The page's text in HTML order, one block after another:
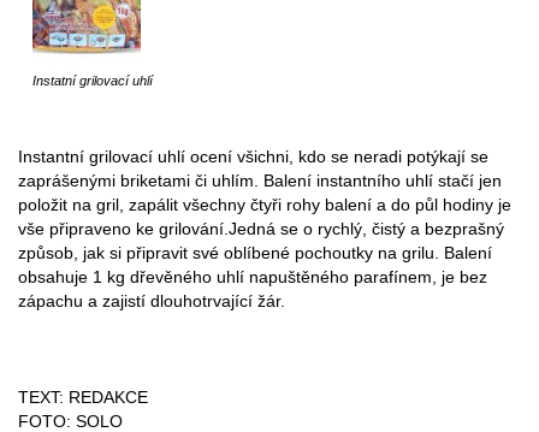
Instatní grilovací uhlí
Instantní grilovací uhlí ocení všichni, kdo se neradi potýkají se
zaprášenými briketami či uhlím. Balení instantního uhlí stačí jen
položit na gril, zapálit všechny čtyři rohy balení a do půl hodiny je
vše připraveno ke grilování.Jedná se o rychlý, čistý a bezprašný
způsob, jak si připravit své oblíbené pochoutky na grilu. Balení
obsahuje 1 kg dřevěného uhlí napuštěného parafínem, je bez
zápachu a zajistí dlouhotrvající žár.
TEXT: REDAKCE
FOTO: SOLO